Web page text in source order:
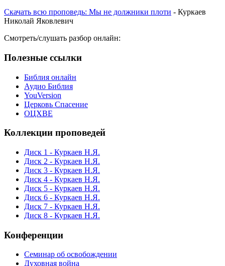
Скачать вcю проповедь: Мы не должники плоти - Куркаев
Николай Яковлевич
Смотреть/слушать разбор онлайн:
Полезные ссылки
Библия онлайн
Аудио Библия
YouVersion
Церковь Спасение
ОЦХВЕ
Коллекции проповедей
Диск 1 - Куркаев Н.Я.
Диск 2 - Куркаев Н.Я.
Диск 3 - Куркаев Н.Я.
Диск 4 - Куркаев Н.Я.
Диск 5 - Куркаев Н.Я.
Диск 6 - Куркаев Н.Я.
Диск 7 - Куркаев Н.Я.
Диск 8 - Куркаев Н.Я.
Конференции
Семинар об освобождении
Духовная война